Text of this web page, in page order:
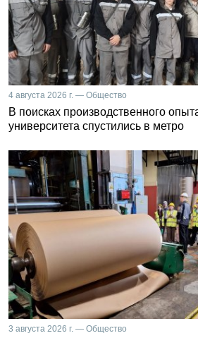
4 августа 2026 г. — Общество
В поисках производственного
университета спустились в метро
3 августа 2026 г. — Общество